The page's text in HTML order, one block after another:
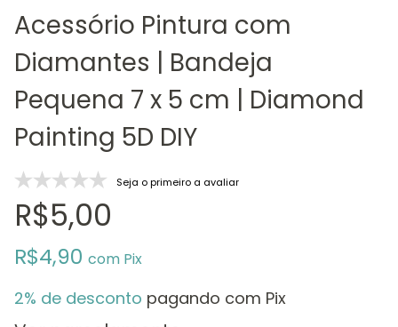
Acessório Pintura com
Diamantes | Bandeja
Pequena 7 x 5 cm | Diamond
Painting 5D DIY
Seja o primeiro a avaliar
R$5,00
R$4,90 com Pix
2% de desconto pagando com Pix